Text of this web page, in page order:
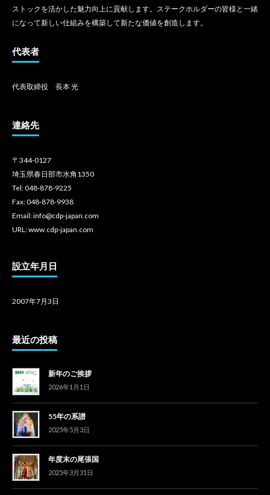
ストックを活かした魅力向上に貢献します。ステークホルダーの皆様と一緒
になって新しい仕組みを構築して新たな価値を創造します。
代表者
代表取締役 長本 光
連絡先
〒344-0127
埼玉県春日部市水角1350
Tel: 048-878-9225
Fax: 048-878-9938
Email: info@cdp-japan.com
URL: www.cdp-japan.com
設立年月日
2007年7月3日
最近の投稿
新年のご挨拶
2026年1月1日
55年の系譜
2025年5月3日
年度末の尾張国
2025年3月31日